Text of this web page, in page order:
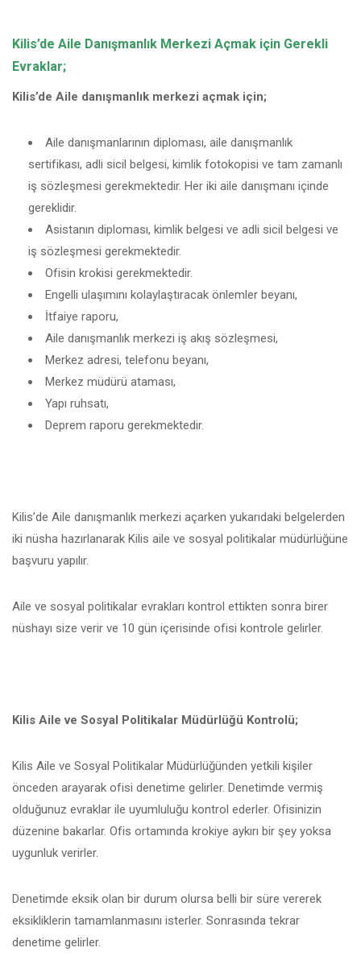
Kilis’de Aile Danışmanlık Merkezi Açmak için Gerekli
Evraklar;
Kilis’de Aile danışmanlık merkezi açmak için;
Aile danışmanlarının diploması, aile danışmanlık
sertifikası, adli sicil belgesi, kimlik fotokopisi ve tam zamanlı
iş sözleşmesi gerekmektedir. Her iki aile danışmanı içinde
gereklidir.
Asistanın diploması, kimlik belgesi ve adli sicil belgesi ve
iş sözleşmesi gerekmektedir.
Ofisin krokisi gerekmektedir.
Engelli ulaşımını kolaylaştıracak önlemler beyanı,
İtfaiye raporu,
Aile danışmanlık merkezi iş akış sözleşmesi,
Merkez adresi, telefonu beyanı,
Merkez müdürü ataması,
Yapı ruhsatı,
Deprem raporu gerekmektedir.
Kilis’de Aile danışmanlık merkezi açarken yukarıdaki belgelerden
iki nüsha hazırlanarak Kilis aile ve sosyal politikalar müdürlüğüne
başvuru yapılır.
Aile ve sosyal politikalar evrakları kontrol ettikten sonra birer
nüshayı size verir ve 10 gün içerisinde ofisi kontrole gelirler.
Kilis Aile ve Sosyal Politikalar Müdürlüğü Kontrolü;
Kilis Aile ve Sosyal Politikalar Müdürlüğünden yetkili kişiler
önceden arayarak ofisi denetime gelirler. Denetimde vermiş
olduğunuz evraklar ile uyumluluğu kontrol ederler. Ofisinizin
düzenine bakarlar. Ofis ortamında krokiye aykırı bir şey yoksa
uygunluk verirler.
Denetimde eksik olan bir durum olursa belli bir süre vererek
eksikliklerin tamamlanmasını isterler. Sonrasında tekrar
denetime gelirler.